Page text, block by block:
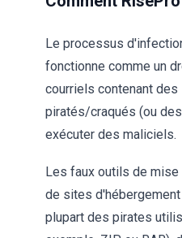
Le processus
fonctionne comme un
courriels contenant
piratés/craqués (ou
exécuter des maliciels.
Les faux outils de
de sites
plupart des pirates